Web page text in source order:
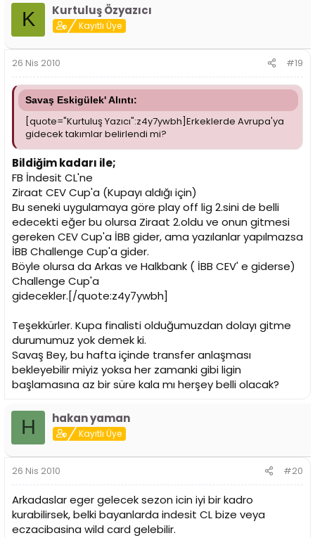
K Kurtuluş Özyazıcı
Kayıtlı Üye
26 Nis 2010 #19
Savaş Eskigülek' Alıntı:
[quote="Kurtuluş Yazıcı":z4y7ywbh]Erkeklerde Avrupa'ya
gidecek takımlar belirlendi mi?
Bildiğim kadarı ile;
FB İndesit CL'ne
Ziraat CEV Cup'a (Kupayı aldığı için)
Bu seneki uygulamaya göre play off lig 2.sini de belli
edecekti eğer bu olursa Ziraat 2.oldu ve onun gitmesi
gereken CEV Cup'a İBB gider, ama yazılanlar yapılmazsa
İBB Challenge Cup'a gider.
Böyle olursa da Arkas ve Halkbank ( İBB CEV' e giderse)
Challenge Cup'a
gidecekler.[/quote:z4y7ywbh]
Teşekkürler. Kupa finalisti olduğumuzdan dolayı gitme
durumumuz yok demek ki.
Savaş Bey, bu hafta içinde transfer anlaşması
bekleyebilir miyiz yoksa her zamanki gibi ligin
başlamasına az bir süre kala mı herşey belli olacak?
H hakan yaman
Kayıtlı Üye
26 Nis 2010 #20
Arkadaslar eger gelecek sezon icin iyi bir kadro
kurabilirsek, belki bayanlarda indesit CL bize veya
eczacibasina wild card gelebilir.